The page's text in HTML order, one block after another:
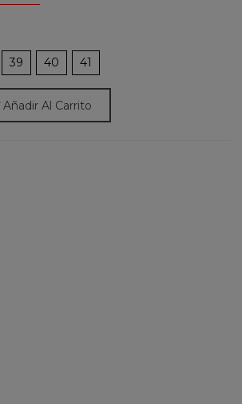
39 40 41
Añadir Al Carrito